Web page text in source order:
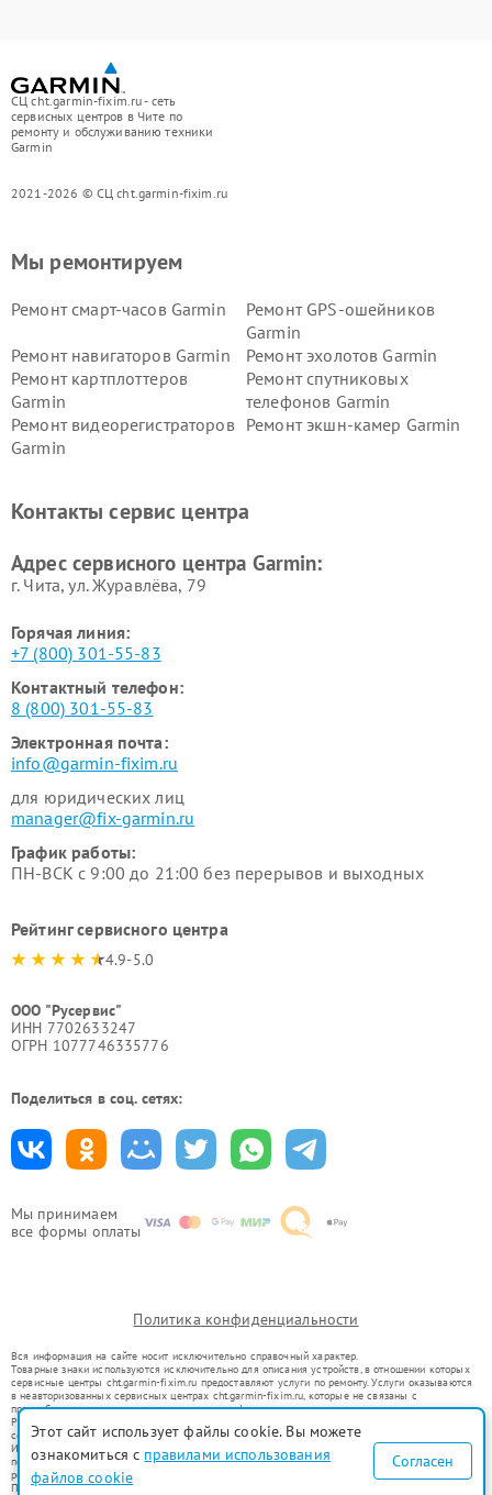
СЦ cht.garmin-fixim.ru - сеть
сервисных центров в Чите по
ремонту и обслуживанию техники
Garmin
2021-2026 © СЦ cht.garmin-fixim.ru
Мы принимаем
все формы оплаты
Мы ремонтируем
Ремонт смарт-часов Garmin
Ремонт GPS-ошейников
Garmin
Ремонт навигаторов Garmin
Ремонт эхолотов Garmin
Ремонт картплоттеров
Garmin
Ремонт спутниковых
телефонов Garmin
Ремонт видеорегистраторов
Garmin
Ремонт экшн-камер Garmin
Контакты сервис центра
Адрес сервисного центра Garmin:
г. Чита, ул. Журавлёва, 79
Горячая линия:
+7 (800) 301-55-83
Контактный телефон:
8 (800) 301-55-83
Электронная почта:
info@garmin-fixim.ru
для юридических лиц
manager@fix-garmin.ru
График работы:
ПН-ВСК с 9:00 до 21:00 без перерывов и выходных
Рейтинг сервисного центра
4.9-5.0
ООО "Русервис"
ИНН 7702633247
ОГРН 1077746335776
Поделиться в соц. сетях:
Политика конфиденциальности
Вся информация на сайте носит исключительно справочный характер.
Товарные знаки используются исключительно для описания устройств, в отношении которых
сервисные центры cht.garmin-fixim.ru предоставляют услуги по ремонту. Услуги оказываются
в неавторизованных сервисных центрах cht.garmin-fixim.ru, которые не связаны с
правообладателями товарных знаков или их официальными представителями.
Ремонт осуществляется для устройств, уже введенных в гражданский оборот в соответствии
со статьей 1487 ГК РФ.
Использование товарных знаков не преследует цели индивидуализации услуг или введения
потребителей в заблуждение, а служит для информирования о предоставляемых услугах по
ремонту техники указанных брендов.
Представленная на сайте информация не является публичной офертой, определяемой
Этот сайт использует файлы cookie. Вы можете
ознакомиться с правилами использования
файлов cookie
Согласен